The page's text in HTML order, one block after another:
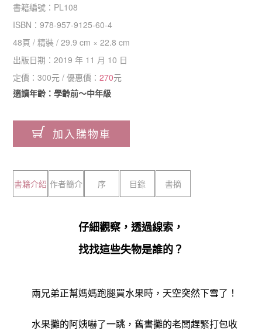
書籍編號： PL108
ISBN：978-957-9125-60-4
48頁 /精裝 /29.9 cm × 22.8 cm
出版日期：2019 年 11 月 10 日
定價：300元 / 優惠價：270元
適讀年齡：學齡前～中年級
加入購物車
書籍介紹 作者簡介 序 目錄 書摘
仔細觀察，透過線索，
找找這些失物是誰的？
兩兄弟正幫媽媽跑腿買水果時，天空突然下雪了！
水果攤的阿姨嚇了一跳，舊書攤的老闆趕緊打包收